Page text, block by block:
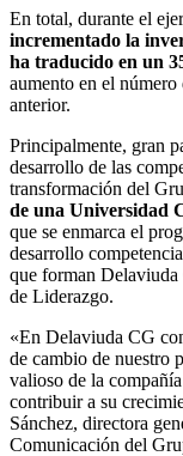
En total, durante el
incrementado la
ha traducido en un
aumento en el número
anterior.
Principalmente, gran
desarrollo de las
transformación del
de una Universidad
que se enmarca el
desarrollo
que forman Delaviuda
de Liderazgo.
«En Delaviuda CG
de cambio de nuestro
valioso de la
contribuir a su
Sánchez, directora
Comunicación del